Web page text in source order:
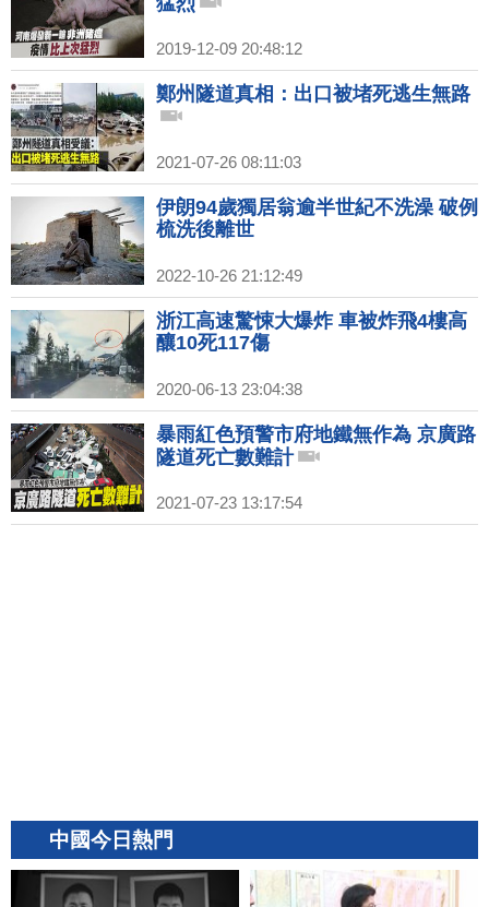
2019-12-09 20:48:12
鄭州隧道真相：出口被堵死逃生無路
2021-07-26 08:11:03
伊朗94歲獨居翁逾半世紀不洗澡 破例
梳洗後離世
2022-10-26 21:12:49
浙江高速驚悚大爆炸 車被炸飛4樓高
釀10死117傷
2020-06-13 23:04:38
暴雨紅色預警市府地鐵無作為 京廣路
隧道死亡數難計
2021-07-23 13:17:54
中國今日熱門